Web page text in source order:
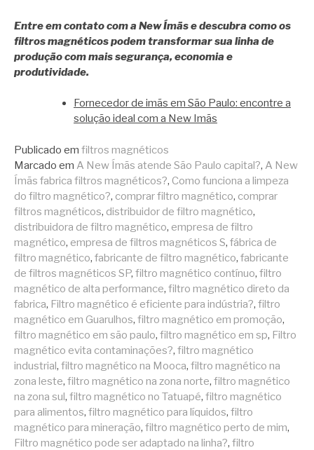
Entre em contato com a New Ímãs e descubra como os
filtros magnéticos podem transformar sua linha de
produção com mais segurança, economia e
produtividade.
Fornecedor de imãs em São Paulo: encontre a
solução ideal com a New Imãs
Publicado em filtros magnéticos
Marcado em A New Ímãs atende São Paulo capital?, A New
Ímãs fabrica filtros magnéticos?, Como funciona a limpeza
do filtro magnético?, comprar filtro magnético, comprar
filtros magnéticos, distribuidor de filtro magnético,
distribuidora de filtro magnético, empresa de filtro
magnético, empresa de filtros magnéticos S, fábrica de
filtro magnético, fabricante de filtro magnético, fabricante
de filtros magnéticos SP, filtro magnético contínuo, filtro
magnético de alta performance, filtro magnético direto da
fabrica, Filtro magnético é eficiente para indústria?, filtro
magnético em Guarulhos, filtro magnético em promoção,
filtro magnético em são paulo, filtro magnético em sp, Filtro
magnético evita contaminações?, filtro magnético
industrial, filtro magnético na Mooca, filtro magnético na
zona leste, filtro magnético na zona norte, filtro magnético
na zona sul, filtro magnético no Tatuapé, filtro magnético
para alimentos, filtro magnético para líquidos, filtro
magnético para mineração, filtro magnético perto de mim,
Filtro magnético pode ser adaptado na linha?, filtro